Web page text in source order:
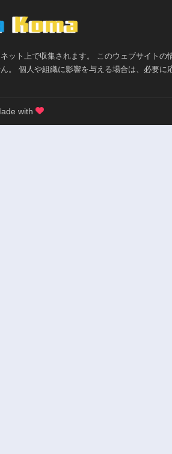
ット上で収集されます。 このウェブサイトの
。 個人や組織に影響を与える場合は、必要に
with